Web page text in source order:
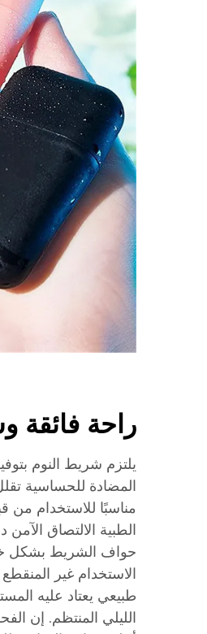
راحة فائقة
يلتزم شريط النوم
المضادة للحساسية
مناسبًا للاستخدام من
الطبية الالتصاق
حواف الشريط بشكل خاص
الاستخدام غير
طبيعي يعتاد عليه
الليلي المنتظم. إن